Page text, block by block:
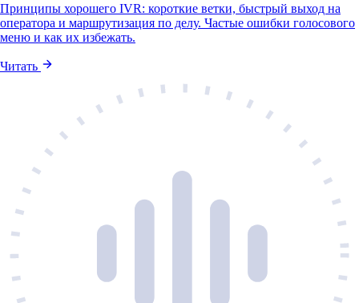
Принципы хорошего IVR: короткие ветки, быстрый выход на
оператора и маршрутизация по делу. Частые ошибки голосового
меню и как их избежать.
Читать